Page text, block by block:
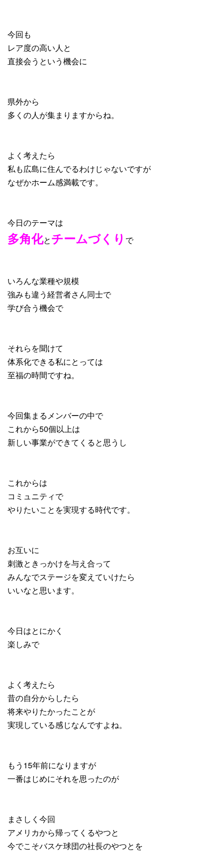
今回も
レア度の高い人と
直接会うという機会に
県外から
多くの人が集まりますからね。
よく考えたら
私も広島に住んでるわけじゃないですが
なぜかホーム感満載です。
今日のテーマは
多角化とチームづくり で
いろんな業種や規模
強みも違う経営者さん同士で
学び合う機会で
それらを聞けて
体系化できる私にとっては
至福の時間ですね。
今回集まるメンバーの中で
これから50個以上は
新しい事業ができてくると思うし
これからは
コミュニティで
やりたいことを実現する時代です。
お互いに
刺激ときっかけを与え合って
みんなでステージを変えていけたら
いいなと思います。
今日はとにかく
楽しみで
よく考えたら
昔の自分からしたら
将来やりたかったことが
実現している感じなんですよね。
もう15年前になりますが
一番はじめにそれを思ったのが
まさしく今回
アメリカから帰ってくるやつと
今でこそバスケ球団の社長のやつとを